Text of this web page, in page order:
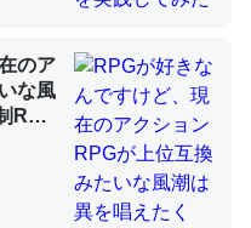
」とあって面白い。海に
素が違うのか？
題＝「昆虫はなぜ海にいな
のア
な風
RPG
って